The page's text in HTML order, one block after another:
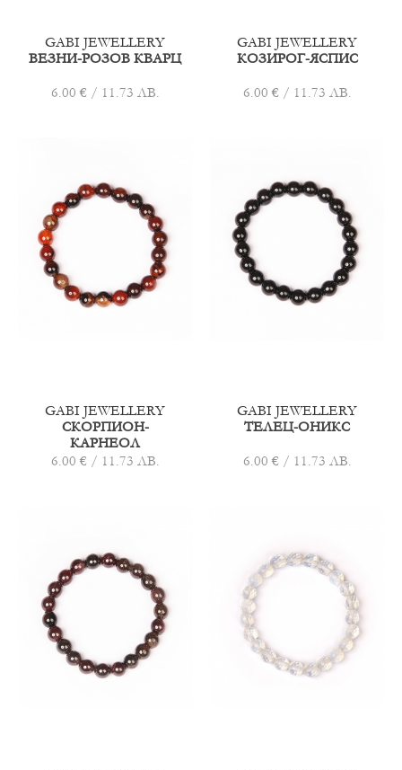
GABI JEWELLERY
ВЕЗНИ-РОЗОВ КВАРЦ
6.00 € / 11.73 ЛВ.
GABI JEWELLERY
КОЗИРОГ-ЯСПИС
6.00 € / 11.73 ЛВ.
GABI JEWELLERY
СКОРПИОН-
КАРНЕОЛ
6.00 € / 11.73 ЛВ.
GABI JEWELLERY
ТЕЛЕЦ-ОНИКС
6.00 € / 11.73 ЛВ.